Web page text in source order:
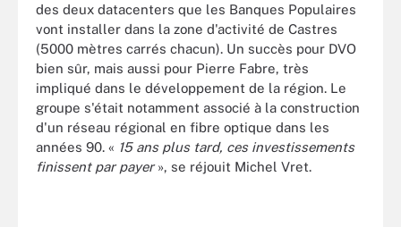
des deux datacenters que les Banques Populaires
vont installer dans la zone d'activité de Castres
(5000 mètres carrés chacun). Un succès pour DVO
bien sûr, mais aussi pour Pierre Fabre, très
impliqué dans le développement de la région. Le
groupe s'était notamment associé à la construction
d'un réseau régional en fibre optique dans les
années 90. « 15 ans plus tard, ces investissements
finissent par payer», se réjouit Michel Vret.